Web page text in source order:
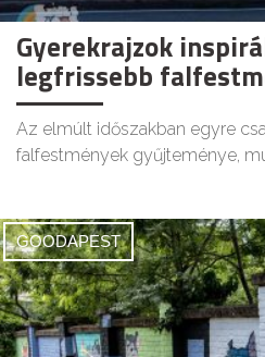
Gyerekrajzok
legfrissebb
Az elmúlt időszakban egyre
falfestmények gyűjteménye,
GOODAPEST